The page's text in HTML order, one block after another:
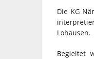
Die KG
Lohausen.
Begleitet